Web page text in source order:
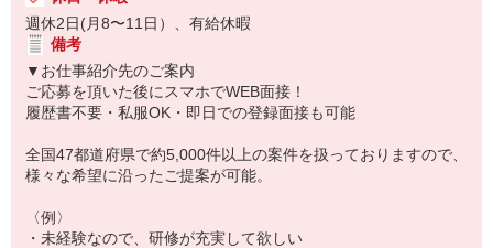
週休2日(月8〜11日）、有給休暇
備考
▼お仕事紹介先のご案内
ご応募を頂いた後にスマホでWEB面接！
履歴書不要・私服OK・即日での登録面接も可能
全国47都道府県で約5,000件以上の案件を扱っておりますので、
様々な希望に沿ったご提案が可能。
〈例〉
・未経験なので、研修が充実して欲しい